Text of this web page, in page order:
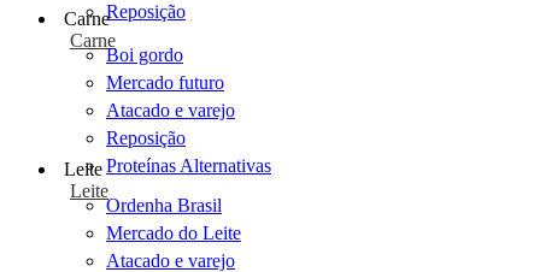
Reposição
Carne
Carne
Boi gordo
Mercado futuro
Atacado e varejo
Reposição
Proteínas Alternativas
Leite
Leite
Ordenha Brasil
Mercado do Leite
Atacado e varejo